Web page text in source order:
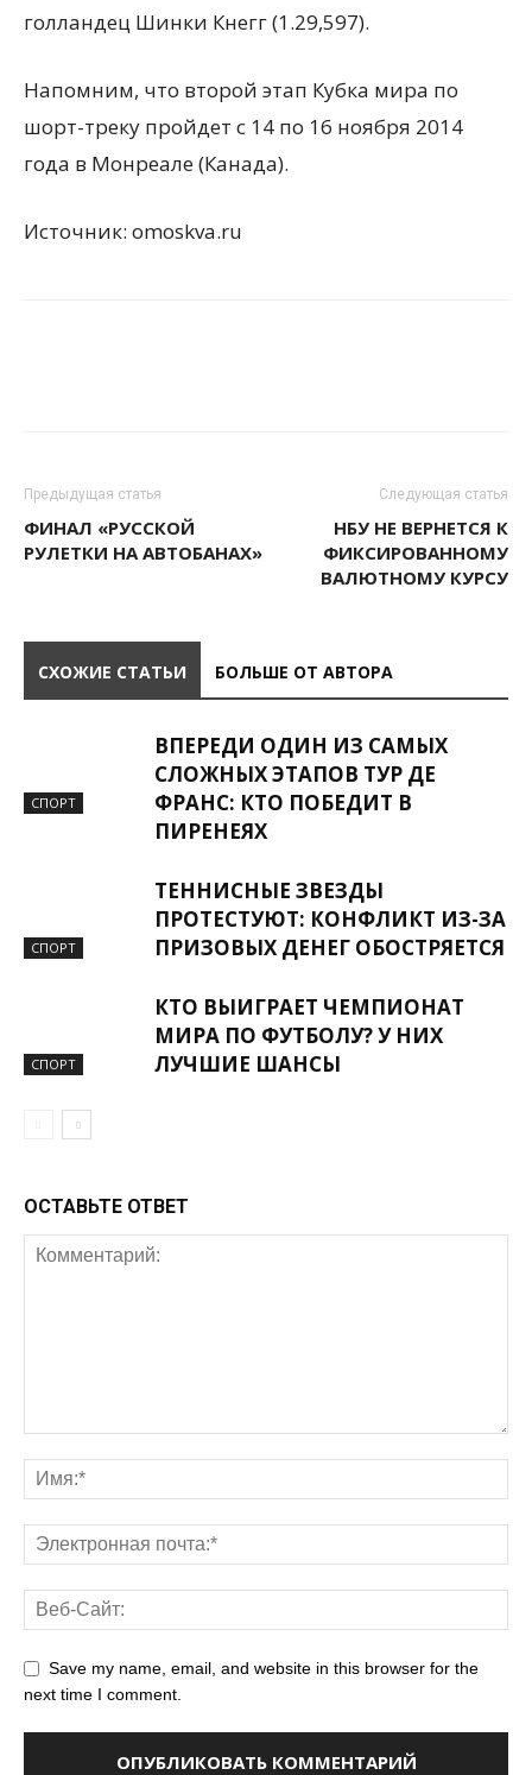
голландец Шинки Кнегг (1.29,597).
Напомним, что второй этап Кубка мира по
шорт-треку пройдет с 14 по 16 ноября 2014
года в Монреале (Канада).
Источник: omoskva.ru
Предыдущая статья
ФИНАЛ «РУССКОЙ
РУЛЕТКИ НА АВТОБАНАХ»
Следующая статья
НБУ НЕ ВЕРНЕТСЯ К
ФИКСИРОВАННОМУ
ВАЛЮТНОМУ КУРСУ
СХОЖИЕ СТАТЬИ БОЛЬШЕ ОТ АВТОРА
СПОРТ
ВПЕРЕДИ ОДИН ИЗ САМЫХ
СЛОЖНЫХ ЭТАПОВ ТУР ДЕ
ФРАНС: КТО ПОБЕДИТ В
ПИРЕНЕЯХ
СПОРТ
ТЕННИСНЫЕ ЗВЕЗДЫ
ПРОТЕСТУЮТ: КОНФЛИКТ ИЗ-ЗА
ПРИЗОВЫХ ДЕНЕГ ОБОСТРЯЕТСЯ
СПОРТ
КТО ВЫИГРАЕТ ЧЕМПИОНАТ
МИРА ПО ФУТБОЛУ? У НИХ
ЛУЧШИЕ ШАНСЫ
ОСТАВЬТЕ ОТВЕТ
Save my name, email, and website in this browser for the
next time I comment.